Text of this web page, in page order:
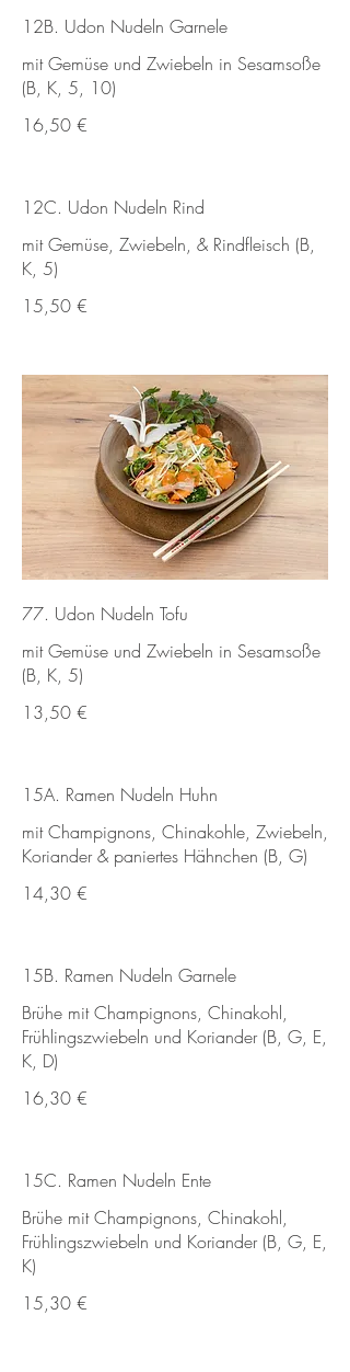
12B. Udon Nudeln Garnele
mit Gemüse und Zwiebeln in Sesamsoße
(B, K, 5, 10)
16,50 €
12C. Udon Nudeln Rind
mit Gemüse, Zwiebeln, & Rindfleisch (B,
K, 5)
15,50 €
77. Udon Nudeln Tofu
mit Gemüse und Zwiebeln in Sesamsoße
(B, K, 5)
13,50 €
15A. Ramen Nudeln Huhn
mit Champignons, Chinakohle, Zwiebeln,
Koriander & paniertes Hähnchen (B, G)
14,30 €
15B. Ramen Nudeln Garnele
Brühe mit Champignons, Chinakohl,
Frühlingszwiebeln und Koriander (B, G, E,
K, D)
16,30 €
15C. Ramen Nudeln Ente
Brühe mit Champignons, Chinakohl,
Frühlingszwiebeln und Koriander (B, G, E,
K)
15,30 €